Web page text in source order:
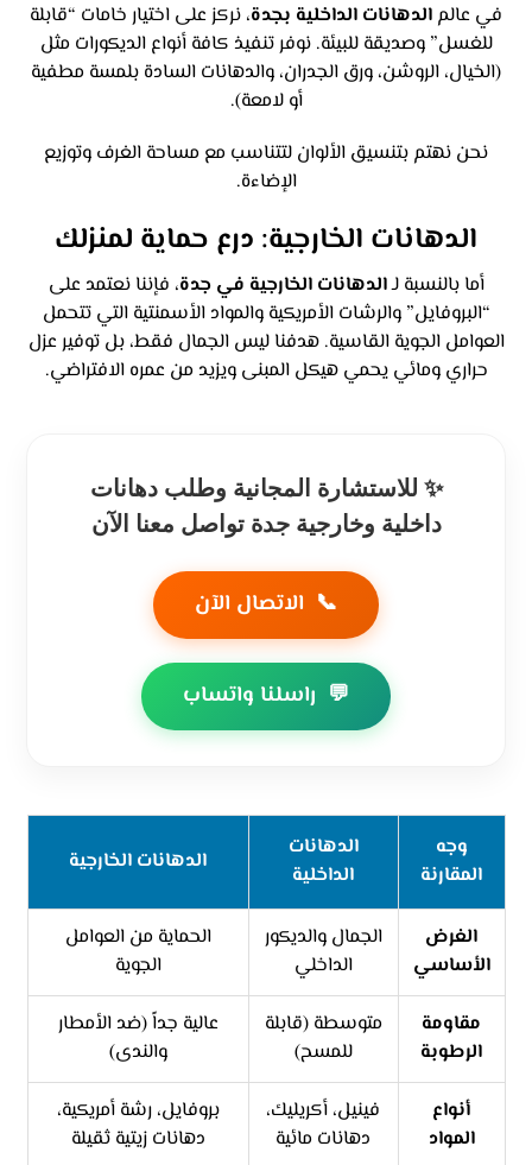
في عالم الدهانات الداخلية بجدة، نركز على اختيار خامات “قابلة
للغسل” وصديقة للبيئة. نوفر تنفيذ كافة أنواع الديكورات مثل
(الخيال، الروشن، ورق الجدران، والدهانات السادة بلمسة مطفية
أو لامعة).
نحن نهتم بتنسيق الألوان لتتناسب مع مساحة الغرف وتوزيع
الإضاءة.
الدهانات الخارجية: درع حماية لمنزلك
أما بالنسبة لـالدهانات الخارجية في جدة، فإننا نعتمد على
“البروفايل” والرشات الأمريكية والمواد الأسمنتية التي تتحمل
العوامل الجوية القاسية. هدفنا ليس الجمال فقط، بل توفير عزل
حراري ومائي يحمي هيكل المبنى ويزيد من عمره الافتراضي.
✨ للاستشارة المجانية وطلب دهانات
داخلية وخارجية جدة تواصل معنا الآن
📞 الاتصال الآن
💬 راسلنا واتساب
وجه
المقارنة
الدهانات
الداخلية
الدهانات الخارجية
الغرض
الأساسي
الجمال والديكور
الداخلي
الحماية من العوامل
الجوية
مقاومة
الرطوبة
متوسطة (قابلة
للمسح)
عالية جداً (ضد الأمطار
والندى)
أنواع
المواد
فينيل، أكريليك،
دهانات مائية
بروفايل، رشة أمريكية،
دهانات زيتية ثقيلة